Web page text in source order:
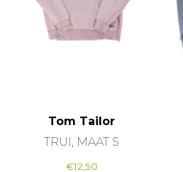
Tom Tailor
TRUI, MAAT S
€12,50